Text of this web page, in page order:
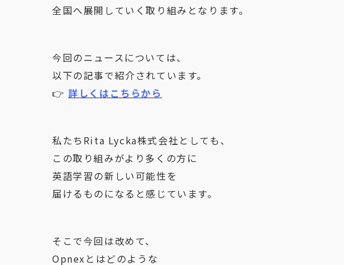
全国へ展開していく取り組みとなります。
今回のニュースについては、
以下の記事で紹介されています。
👉 詳しくはこちらから
私たちRita Lycka株式会社としても、
この取り組みがより多くの方に
英語学習の新しい可能性を
届けるものになると感じています。
そこで今回は改めて、
Opnexとはどのような